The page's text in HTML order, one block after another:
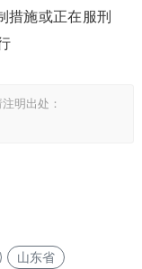
施或正在服刑
明出处：
山东省